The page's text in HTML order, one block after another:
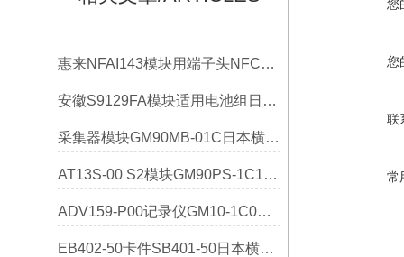
惠来NFAI143模块用端子头NFCCC01横河YOKOGAWA应用
安徽S9129FA模块适用电池组日本横河YOKOGAWA技术参数
采集器模块GM90MB-01C日本横河YOKOGAWA选购指南
AT13S-00 S2模块GM90PS-1C1H0横河YOKOGAWA
ADV159-P00记录仪GM10-1C0横河YOKOGAWA技术参数
EB402-50卡件SB401-50日本横河YOKOGAWA技术参数
您
您
联
常